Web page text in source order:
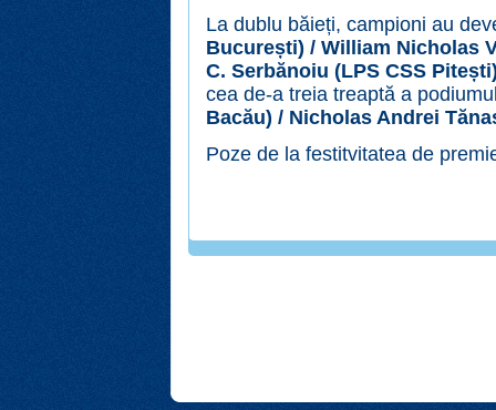
La dublu băieți, campioni au
București) / William Nicholas
C. Serbănoiu (LPS CSS
cea de-a treia treaptă a
Bacău) / Nicholas Andrei
Poze de la festitvitatea de